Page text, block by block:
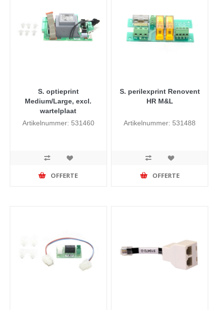
S. optieprint
Medium/Large, excl.
wartelplaat
Artikelnummer: 531460
OFFERTE
S. perilexprint Renovent
HR M&L
Artikelnummer: 531488
OFFERTE